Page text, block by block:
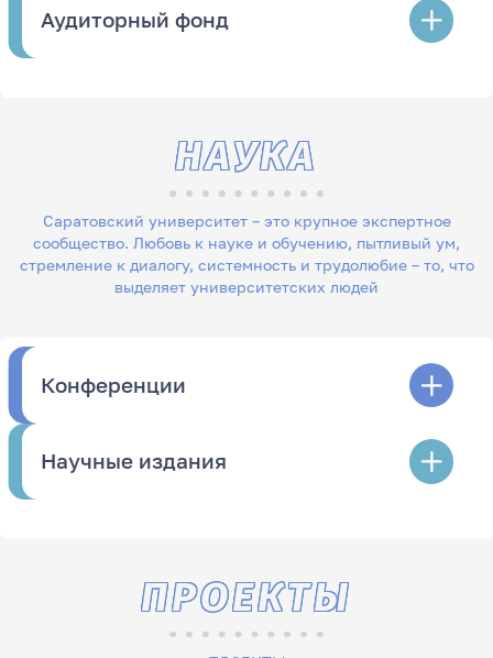
Аудиторный фонд
Саратовский университет – это крупное экспертное
сообщество. Любовь к науке и обучению, пытливый ум,
стремление к диалогу, системность и трудолюбие – то, что
выделяет университетских людей
НАУКА
Конференции
Научные издания
ПРОЕКТЫ